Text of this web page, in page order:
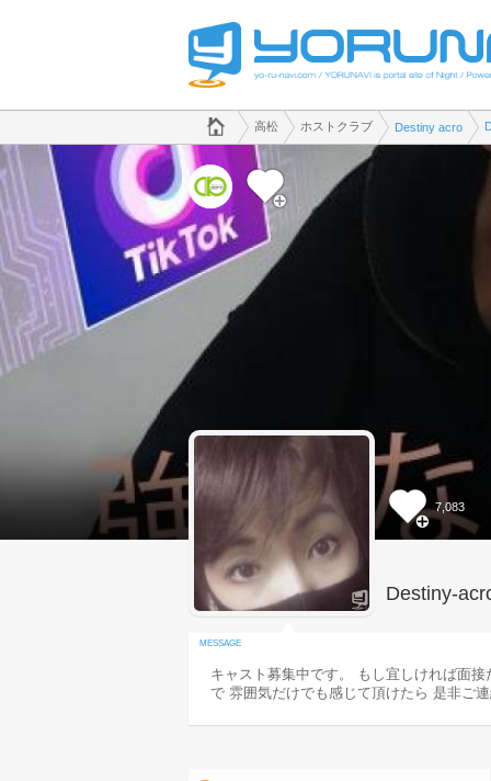
でホストクラブのことなら、ホストクラブ Destiny acro([kana])
香川県版
高松 ホストクラブ Destiny acro
7,083
Destiny-
キャスト募集中です。 もし宜しければ面
で 雰囲気だけでも感じて頂けたら 是非ご